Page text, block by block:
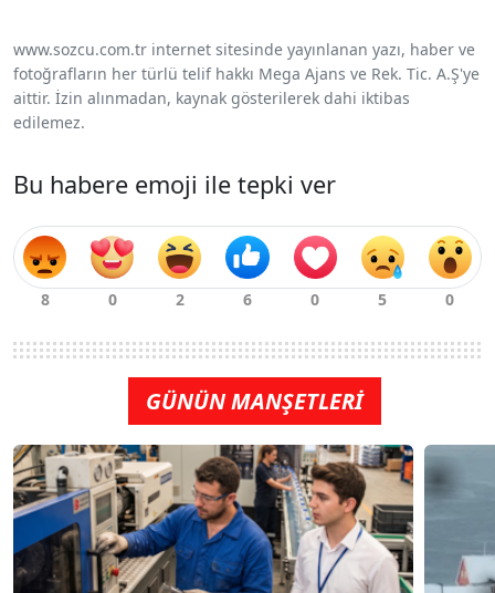
www.sozcu.com.tr internet sitesinde yayınlanan yazı, haber ve
fotoğrafların her türlü telif hakkı Mega Ajans ve Rek. Tic. A.Ş'ye
aittir. İzin alınmadan, kaynak gösterilerek dahi iktibas
edilemez.
Bu habere emoji ile tepki ver
GÜNÜN MANŞETLERİ